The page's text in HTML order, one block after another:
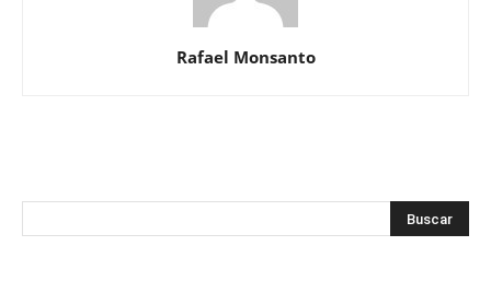
Rafael Monsanto